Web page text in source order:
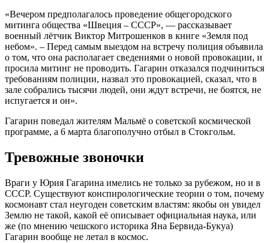
«Вечером предполагалось проведение общегородского
митинга общества «Швеция – СССР», — рассказывает
военный лётчик Виктор Митрошенков в книге «Земля под
небом». – Перед самым выездом на встречу полиция объявила
о том, что она располагает сведениями о новой провокации, и
просила митинг не проводить. Гагарин отказался подчиниться
требованиям полиции, назвал это провокацией, сказал, что в
зале собрались тысячи людей, они ждут встречи, не боятся, не
испугается и он».
Гагарин поведал жителям Мальмё о советской космической
программе, а 6 марта благополучно отбыл в Стокгольм.
Тревожные звоночки
Враги у Юрия Гагарина имелись не только за рубежом, но и в
СССР. Существуют конспирологические теории о том, почему
космонавт стал неугоден советским властям: якобы он увидел
Землю не такой, какой её описывает официальная наука, или
же (по мнению чешского историка Яна Бервида-Букуа)
Гагарин вообще не летал в космос.